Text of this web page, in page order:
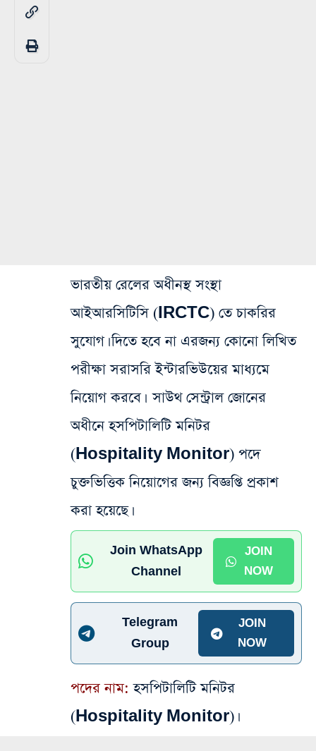
ভারতীয় রেলের অধীনস্থ সংস্থা
আইআরসিটিসি (IRCTC) তে‌ চাকরির
সুযোগ। দিতে হবে না এরজন্য কোনো লিখিত
পরীক্ষা সরাসরি ইন্টারভিউয়ের মাধ্যমে
নিয়োগ করবে। সাউথ সেন্ট্রাল জোনের
অধীনে হসপিটালিটি মনিটর
(Hospitality Monitor) পদে
চুক্তভিত্তিক নিয়োগের জন্য বিজ্ঞপ্তি প্রকাশ
করা হয়েছে।
Join WhatsApp
Channel
JOIN
NOW
Telegram
Group
JOIN
NOW
পদের নাম: হসপিটালিটি মনিটর
(Hospitality Monitor)।